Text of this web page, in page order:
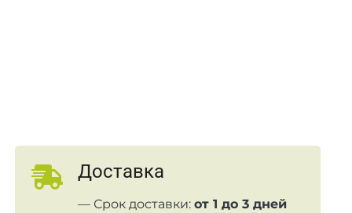
Доставка
— Срок доставки:от 1 до 3 дней